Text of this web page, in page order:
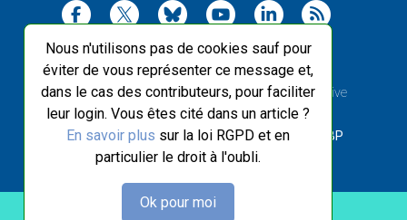
Nous n'utilisons pas de cookies sauf pour
éviter de vous représenter ce message et,
dans le cas des contributeurs, pour faciliter
leur login. Vous êtes cité dans un article ?
En savoir plus sur la loi RGPD et en
particulier le droit à l'oubli.
Ok pour moi
2003-2026 ©Agence Bretagne Presse, sauf Creative
Commons
Front-end design :Breizhek Studio , Back-end : ABP